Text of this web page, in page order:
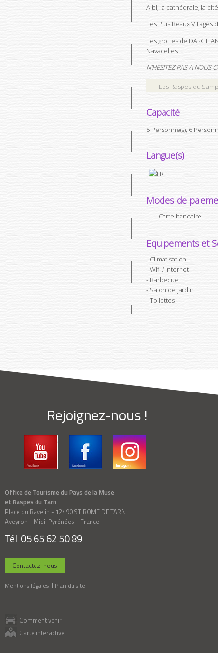
Albi, la cathédrale, la
Les Plus Beaux Villages
Les grottes de
Navacelles …
N'HESITEZ PAS A NOUS
Les Raspes du
Capacité
5 Personne(s), 6
Langue(s)
Modes de
Carte bancaire
Equipements et
Climatisation
Wifi / Internet
Barbecue
Salon de jardin
Toilettes
Rejoignez-nous !
Office de Tourisme du Pays de la Muse
et Raspes du Tarn
Place du Ravelin - 12490 ST ROME DE TARN
Aveyron - Midi-Pyrénées - France
Tél. 05 65 62 50 89
Contactez-nous
Mentions légales Plan du site
Comment venir
Carte interactive